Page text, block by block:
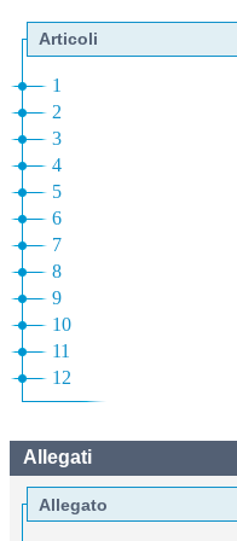
Articoli
1
2
3
4
5
6
7
8
9
10
11
12
Allegati
Allegato